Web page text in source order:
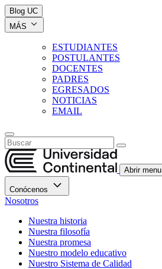
Blog UC
MÁS
ESTUDIANTES
POSTULANTES
DOCENTES
PADRES
EGRESADOS
NOTICIAS
EMAIL
Abrir menu
Conócenos
Nosotros
Nuestra historia
Nuestra filosofía
Nuestra promesa
Nuestro modelo educativo
Nuestro Sistema de Calidad